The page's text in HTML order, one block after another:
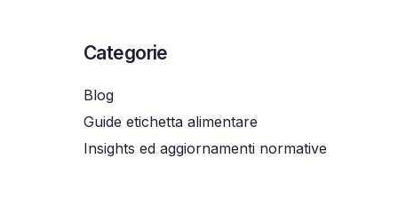
Categorie
Blog
Guide etichetta alimentare
Insights ed aggiornamenti normative